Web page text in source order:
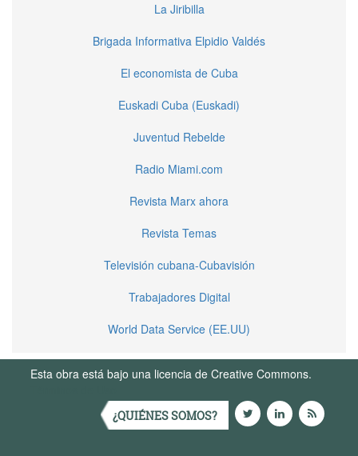
La Jiribilla
Brigada Informativa Elpidio Valdés
El economista de Cuba
Euskadi Cuba (Euskadi)
Juventud Rebelde
Radio Miami.com
Revista Marx ahora
Revista Temas
Televisión cubana-Cubavisión
Trabajadores Digital
World Data Service (EE.UU)
Esta obra está bajo una licencia de Creative Commons.
¿QUIÉNES SOMOS?